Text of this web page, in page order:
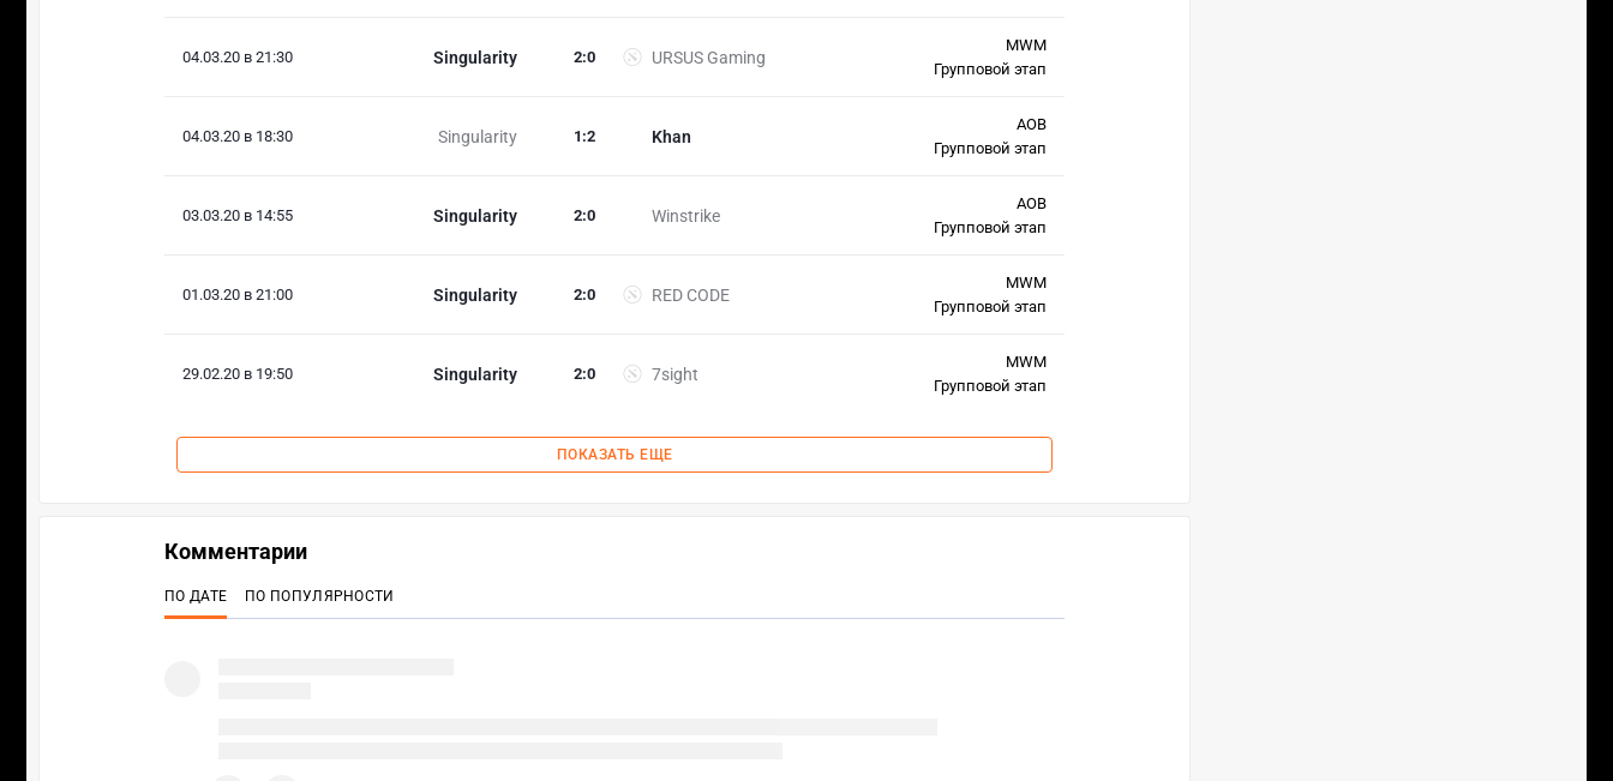
04.03.20 в 21:30 Singularity URSUS Gaming
2:0
MWM
Групповой этап
04.03.20 в 18:30 Singularity Khan
1 :2
AOB
Групповой этап
03.03.20 в 14:55 Singularity Winstrike
2:0
AOB
Групповой этап
01.03.20 в 21:00 Singularity RED CODE
2:0
MWM
Групповой этап
29.02.20 в 19:50 Singularity 7sight
2:0
MWM
Групповой этап
ПОКАЗАТЬ ЕЩЕ
Комментарии
ПО ДАТЕ ПО ПОПУЛЯРНОСТИ